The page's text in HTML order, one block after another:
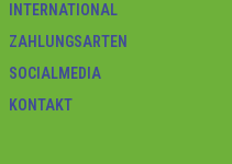
INTERNATIONAL
ZAHLUNGSARTEN
SOCIALMEDIA
KONTAKT